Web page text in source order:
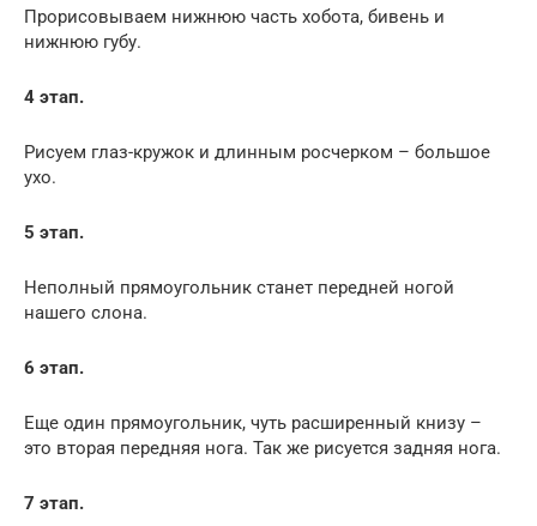
Прорисовываем нижнюю часть хобота, бивень и
нижнюю губу.
4 этап.
Рисуем глаз-кружок и длинным росчерком – большое
ухо.
5 этап.
Неполный прямоугольник станет передней ногой
нашего слона.
6 этап.
Еще один прямоугольник, чуть расширенный книзу –
это вторая передняя нога. Так же рисуется задняя нога.
7 этап.